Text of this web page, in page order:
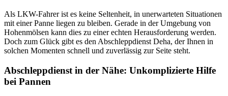
Als LKW-Fahrer ist es keine Seltenheit, in unerwarteten Situationen
mit einer Panne liegen zu bleiben. Gerade in der Umgebung von
Hohenmölsen kann dies zu einer echten Herausforderung werden.
Doch zum Glück gibt es den Abschleppdienst Deha, der Ihnen in
solchen Momenten schnell und zuverlässig zur Seite steht.
Abschleppdienst in der Nähe: Unkomplizierte Hilfe
bei Pannen